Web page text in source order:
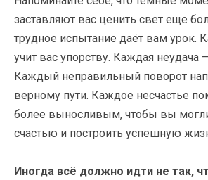
заставляют вас ценить свет еще
трудное испытание даёт вам урок.
учит вас упорству. Каждая неудача
Каждый неправильный поворот
верному пути. Каждое несчастье
более выносливым, чтобы вы
счастью и построить успешную
Иногда всё должно идти не так,